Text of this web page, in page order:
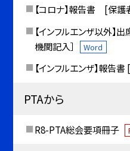
【コロナ】報告書 [保
【インフルエンザ以外】
機関記入］
Word
【インフルエンザ】報告
PTAから
R8-PTA総会要項冊子